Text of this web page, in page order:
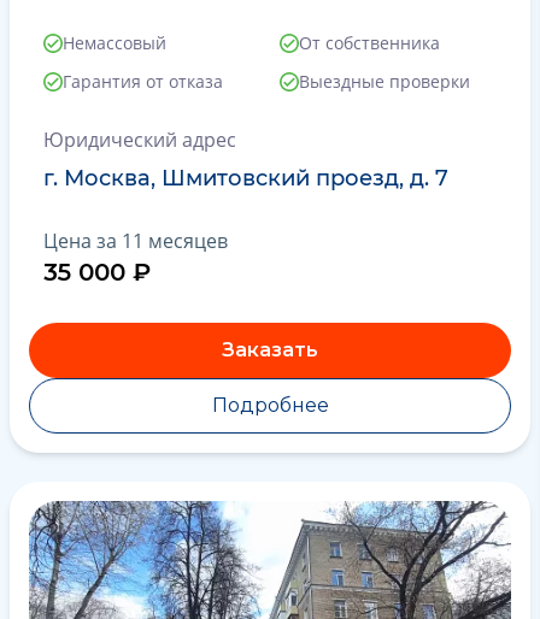
Немассовый
От собственника
Гарантия от отказа
Выездные проверки
Юридический адрес
г. Москва, Шмитовский проезд, д. 7
Цена за 11 месяцев
35 000 ₽
Заказать
Подробнее